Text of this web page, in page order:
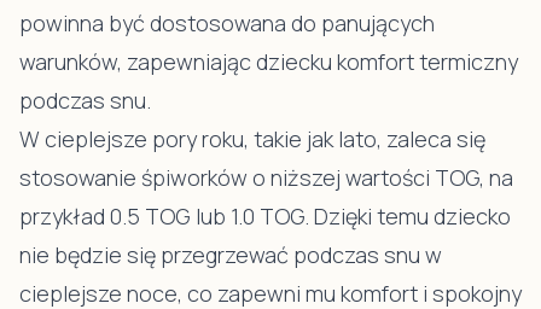
powinna być dostosowana do panujących
warunków, zapewniając dziecku komfort termiczny
podczas snu.
W cieplejsze pory roku, takie jak lato, zaleca się
stosowanie śpiworków o niższej wartości TOG, na
przykład 0.5 TOG lub 1.0 TOG. Dzięki temu dziecko
nie będzie się przegrzewać podczas snu w
cieplejsze noce, co zapewni mu komfort i spokojny